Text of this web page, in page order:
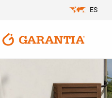
ES